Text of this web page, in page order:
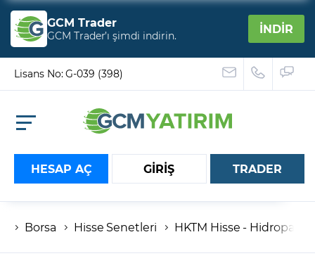
GCM Trader
GCM Trader’ı şimdi indirin. İNDİR
Lisans No: G-039 (398)
HESAP AÇ GİRİŞ
Hesap numaranız
TRADER
Borsa Hisse Senetleri HKTM Hisse - Hidropar